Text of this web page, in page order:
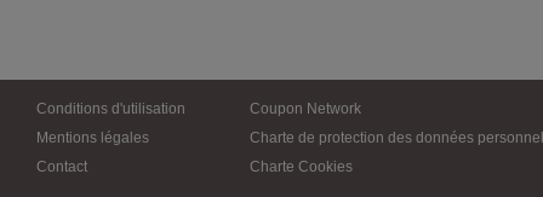
Conditions d'utilisation
Mentions légales
Contact
Coupon Network
Charte de protection des données
Charte Cookies